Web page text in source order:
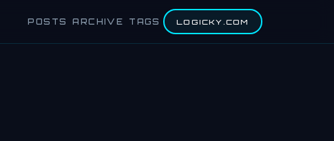
POSTS ARCHIVE TAGS LOGICKY.COM